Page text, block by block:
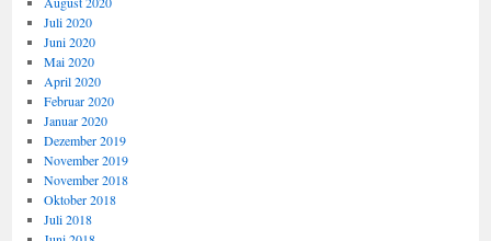
Juli 2020
Juni 2020
Mai 2020
April 2020
Februar 2020
Januar 2020
Dezember 2019
November 2019
November 2018
Oktober 2018
Juli 2018